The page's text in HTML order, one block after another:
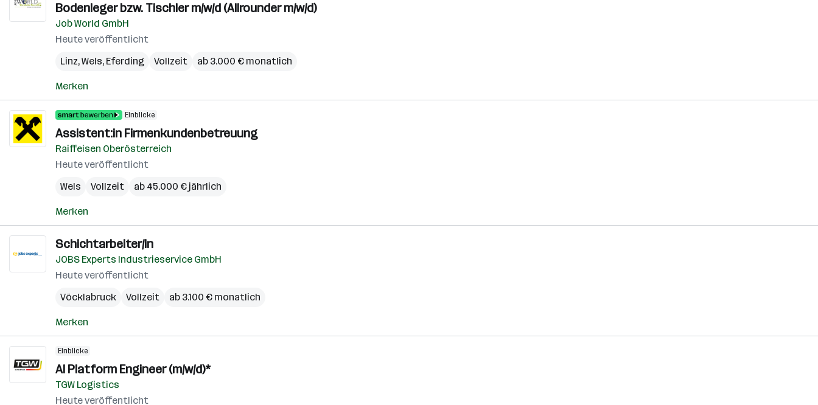
Bodenleger bzw. Tischler m/w/d (Allrounder m/w/d)
Job World GmbH
Heute veröffentlicht
Linz,Wels, Eferding Vollzeit ab 3.000 € monatlich
Merken
Einblicke
Assistent:in Firmenkundenbetreuung
Raiffeisen Oberösterreich
Heute veröffentlicht
Wels
Vollzeit ab 45.000 € jährlich
Merken
Schichtarbeiter/in
JOBS Experts Industrieservice GmbH
Heute veröffentlicht
Vöcklabruck
Vollzeit ab 3.100 € monatlich
Merken
Einblicke
AI Platform Engineer (m/w/d)*
TGW Logistics
Heute veröffentlicht